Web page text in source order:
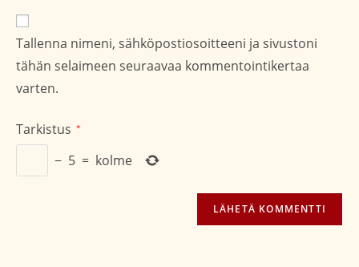
verkko-
osoite/URL
(valinnainen)
Tallenna nimeni, sähköpostiosoitteeni ja sivustoni
tähän selaimeen seuraavaa kommentointikertaa
varten.
Tarkistus *
− 5 = kolme